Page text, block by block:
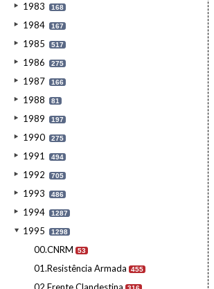
1983 168
1984 167
1985 517
1986 275
1987 166
1988 81
1989 197
1990 275
1991 494
1992 705
1993 486
1994 1287
1995 1298
00.CNRM 53
01.Resistência Armada 455